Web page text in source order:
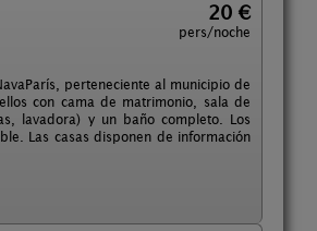
20 €
pers/noche
perteneciente al municipio de
con cama de matrimonio, sala de
lavadora) y un baño completo. Los
Las casas disponen de información